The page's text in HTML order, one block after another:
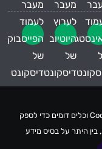
לידיעתך: באתר זה נעשה שימוש בקבצי Cookies וכלים דומים כדי לספק
בין היתר על בסיס מידע